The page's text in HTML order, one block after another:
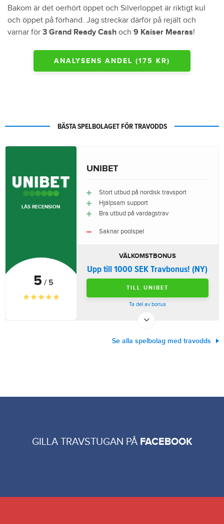
Bakom är det oerhört öppet och Silverloppet är riktigt kul
och öppet på förhand. Jag streckar därför på rejält och
varnar för 3 Grand Ready Cash och 9 Kaiser Mearas!
ANALYSENS ANDEL (175 KR)
BÄSTA SPELBOLAGET FÖR TRAVODDS
5 / 5
LÄS RECENSION
UNIBET
Stort utbud på nordisk travsport
Hjälpsam support
Bra utbud på vardagstrav
Saknar poolspel
VÄLKOMSTBONUS
Upp till 1000 SEK Travbonus! (NY)
TILL UNIBET
Ta del av bonus
Se alla spelbolag med travodds
GILLA TRAVSTUGAN PÅ FACEBOOK